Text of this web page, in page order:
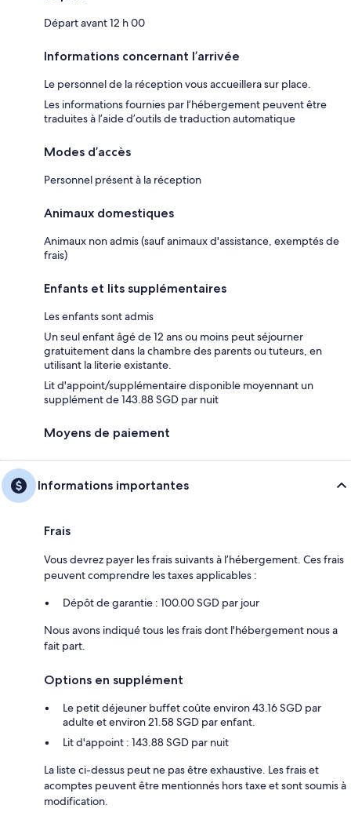
Départ avant 12 h 00
Informations concernant l’arrivée
Le personnel de la réception vous accueillera sur place.
Les informations fournies par l’hébergement peuvent être
traduites à l’aide d’outils de traduction automatique
Modes d’accès
Personnel présent à la réception
Animaux domestiques
Animaux non admis (sauf animaux d'assistance, exemptés de
frais)
Enfants et lits supplémentaires
Les enfants sont admis
Un seul enfant âgé de 12 ans ou moins peut séjourner
gratuitement dans la chambre des parents ou tuteurs, en
utilisant la literie existante.
Lit d'appoint/supplémentaire disponible moyennant un
supplément de 143.88 SGD par nuit
Moyens de paiement
Informations importantes
Frais
Vous devrez payer les frais suivants à l’hébergement. Ces frais
peuvent comprendre les taxes applicables :
Dépôt de garantie : 100.00 SGD par jour
Nous avons indiqué tous les frais dont l'hébergement nous a
fait part.
Options en supplément
Le petit déjeuner buffet coûte environ 43.16 SGD par
adulte et environ 21.58 SGD par enfant.
Lit d'appoint : 143.88 SGD par nuit
La liste ci-dessus peut ne pas être exhaustive. Les frais et
acomptes peuvent être mentionnés hors taxe et sont soumis à
modification.